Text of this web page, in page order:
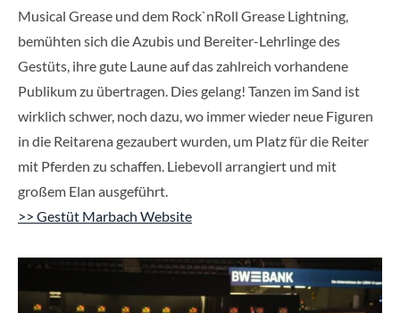
Musical Grease und dem Rock`nRoll Grease Lightning,
bemühten sich die Azubis und Bereiter-Lehrlinge des
Gestüts, ihre gute Laune auf das zahlreich vorhandene
Publikum zu übertragen. Dies gelang! Tanzen im Sand ist
wirklich schwer, noch dazu, wo immer wieder neue Figuren
in die Reitarena gezaubert wurden, um Platz für die Reiter
mit Pferden zu schaffen. Liebevoll arrangiert und mit
großem Elan ausgeführt.
>> Gestüt Marbach Website